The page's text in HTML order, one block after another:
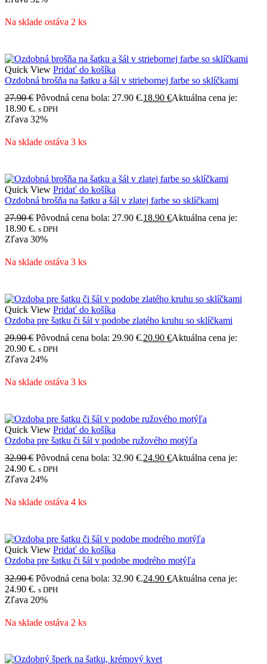
Na sklade ostáva 2 ks
Quick View Pridať do košíka
Ozdobná brošňa na šatku a šál v striebornej farbe so sklíčkami
27.90€ Pôvodná cena bola: 27.90 €.18.90 €Aktuálna cena je:
18.90 €. s DPH
Zľava 32%
Na sklade ostáva 3 ks
Quick View Pridať do košíka
Ozdobná brošňa na šatku a šál v zlatej farbe so sklíčkami
27.90€ Pôvodná cena bola: 27.90 €.18.90 €Aktuálna cena je:
18.90 €. s DPH
Zľava 30%
Na sklade ostáva 3 ks
Quick View Pridať do košíka
Ozdoba pre šatku či šál v podobe zlatého kruhu so sklíčkami
29.90€ Pôvodná cena bola: 29.90 €.20.90 €Aktuálna cena je:
20.90 €. s DPH
Zľava 24%
Na sklade ostáva 3 ks
Quick View Pridať do košíka
Ozdoba pre šatku či šál v podobe ružového motýľa
32.90€ Pôvodná cena bola: 32.90 €.24.90 €Aktuálna cena je:
24.90 €. s DPH
Zľava 24%
Na sklade ostáva 4 ks
Quick View Pridať do košíka
Ozdoba pre šatku či šál v podobe modrého motýľa
32.90€ Pôvodná cena bola: 32.90 €.24.90 €Aktuálna cena je:
24.90 €. s DPH
Zľava 20%
Na sklade ostáva 2 ks